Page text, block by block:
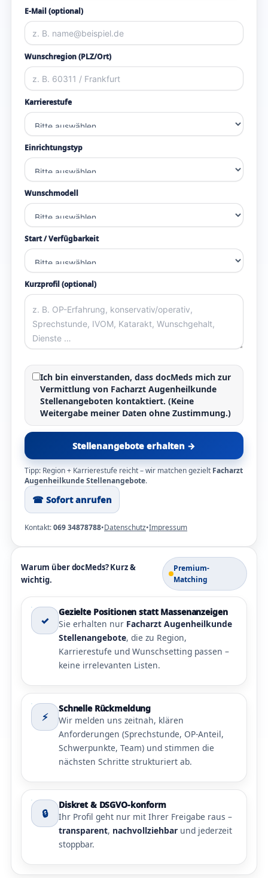
E-Mail (optional)
Wunschregion (PLZ/Ort)
Karrierestufe
Einrichtungstyp
Wunschmodell
Start / Verfügbarkeit
Kurzprofil (optional)
Ich bin einverstanden, dass docMeds mich zur
Vermittlung von Facharzt Augenheilkunde
Stellenangeboten kontaktiert. (Keine
Weitergabe meiner Daten ohne Zustimmung.)
Stellenangebote erhalten →
Tipp: Region + Karrierestufe reicht – wir matchen gezielt Facharzt
Augenheilkunde Stellenangebote.
☎︎ Sofort anrufen
Kontakt:069 34878788•Datenschutz•Impressum
Warum über docMeds? Kurz &
wichtig.
Premium-
Matching
✓
Gezielte Positionen statt Massenanzeigen
Sie erhalten nur Facharzt Augenheilkunde
Stellenangebote, die zu Region,
Karrierestufe und Wunschsetting passen –
keine irrelevanten Listen.
⚡
Schnelle Rückmeldung
Wir melden uns zeitnah, klären
Anforderungen (Sprechstunde, OP-Anteil,
Schwerpunkte, Team) und stimmen die
nächsten Schritte strukturiert ab.
🔒
Diskret & DSGVO-konform
Ihr Profil geht nur mit Ihrer Freigabe raus –
transparent, nachvollziehbar und jederzeit
stoppbar.